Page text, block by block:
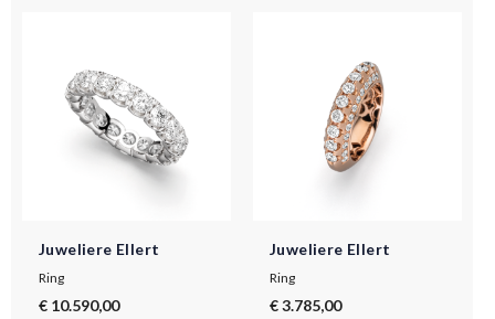
Juweliere Ellert
Ring
€ 10.590,00
Juweliere Ellert
Ring
€ 3.785,00